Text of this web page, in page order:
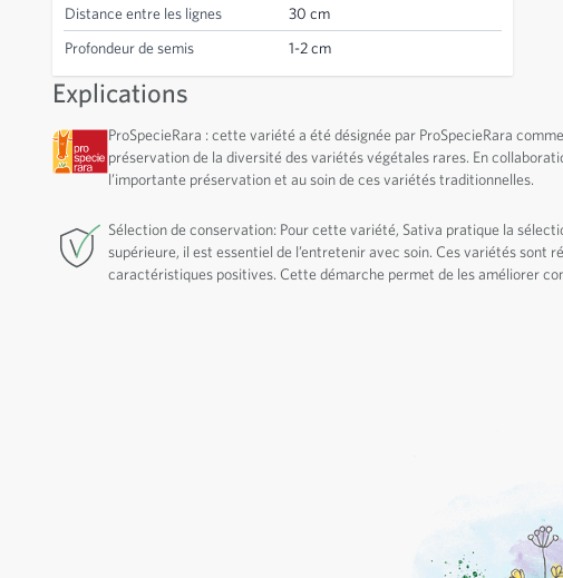
Distance entre les lignes
30 cm
Profondeur de semis
1-2 cm
Explications
ProSpecieRara : cette variété a été désignée par ProSpecieRara
préservation de la diversité des variétés végétales rares. En
l’importante préservation et au soin de ces variétés traditionnelles.
Sélection de conservation: Pour cette variété, Sativa pratique la
supérieure, il est essentiel de l’entretenir avec soin. Ces variétés
caractéristiques positives. Cette démarche permet de les améliorer